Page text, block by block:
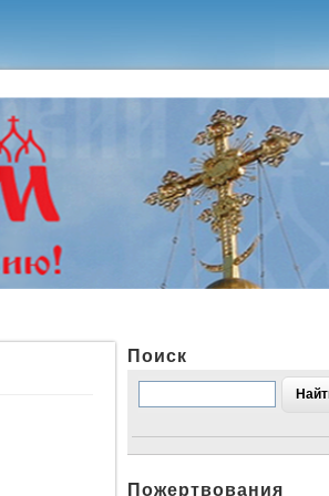
Поиск
Пожертвования